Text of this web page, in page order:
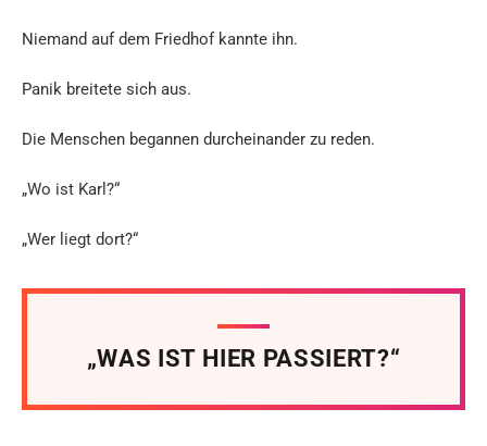
Niemand auf dem Friedhof kannte ihn.
Panik breitete sich aus.
Die Menschen begannen durcheinander zu reden.
„Wo ist Karl?“
„Wer liegt dort?“
„WAS IST HIER PASSIERT?“